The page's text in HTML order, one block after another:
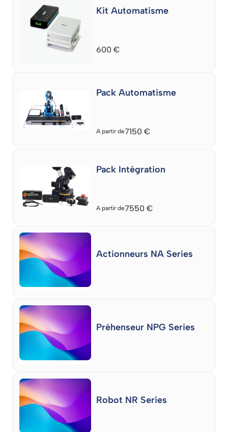
Kit Automatisme
600€
Pack Automatisme
A partir de7150€
Pack Intégration
A partir de7550€
Actionneurs NA Series
Préhenseur NPG Series
Robot NR Series